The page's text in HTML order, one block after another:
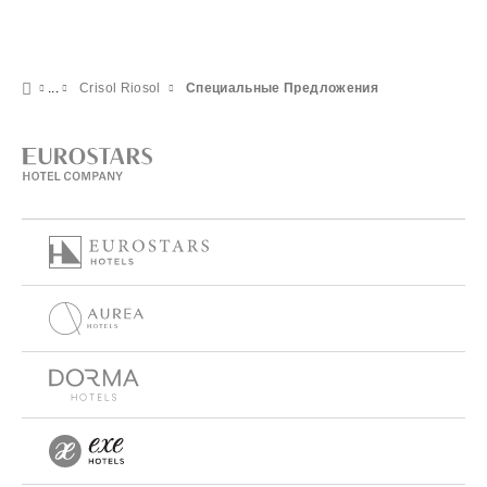
Crisol Riosol Специальные Предложения